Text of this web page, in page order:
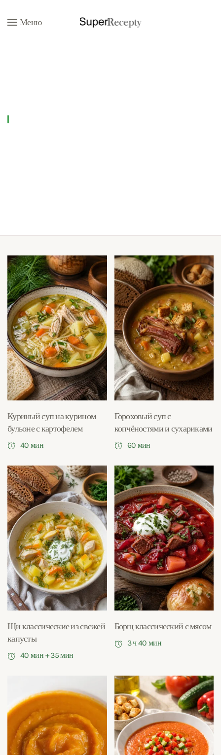
Перейти к содержимому
Меню
Куриный суп на курином
бульоне с картофелем
40 мин
Гороховый суп с
копчёностями и сухариками
60 мин
Щи классические из свежей
капусты
40 мин + 35 мин
Борщ классический с мясом
3 ч 40 мин